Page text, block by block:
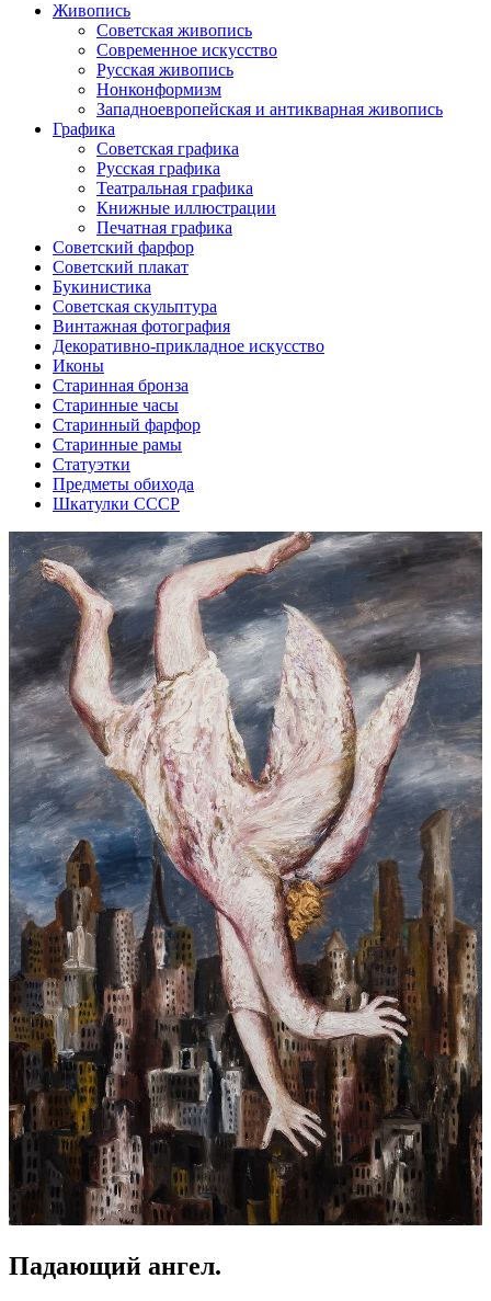
Живопись
Советская живопись
Современное искусство
Русская живопись
Нонконформизм
Западноевропейская и антикварная живопись
Графика
Советская графика
Русская графика
Театральная графика
Книжные иллюстрации
Печатная графика
Советский фарфор
Советский плакат
Букинистика
Советская скульптура
Винтажная фотография
Декоративно-прикладное искусство
Иконы
Старинная бронза
Старинные часы
Старинный фарфор
Старинные рамы
Статуэтки
Предметы обихода
Шкатулки СССР
Падающий ангел.